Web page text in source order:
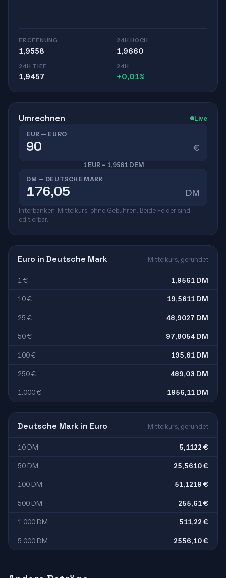
ERÖFFNUNG
1,9558
24H HOCH
1,9660
24H TIEF
1,9457
24H
+0,01%
Umrechnen Live
EUR — EURO
€
1 EUR = 1,9561 DEM
DM — DEUTSCHE MARK
DM
Interbanken-Mittelkurs, ohne Gebühren. Beide Felder sind
editierbar.
Euro in Deutsche Mark Mittelkurs, gerundet
1 € 1,9561 DM
10 € 19,5611 DM
25 € 48,9027 DM
50 € 97,8054 DM
100 € 195,61 DM
250 € 489,03 DM
1.000 € 1956,11 DM
Deutsche Mark in Euro Mittelkurs, gerundet
10 DM 5,1122 €
50 DM 25,5610 €
100 DM 51,1219 €
500 DM 255,61 €
1.000 DM 511,22 €
5.000 DM 2556,10 €